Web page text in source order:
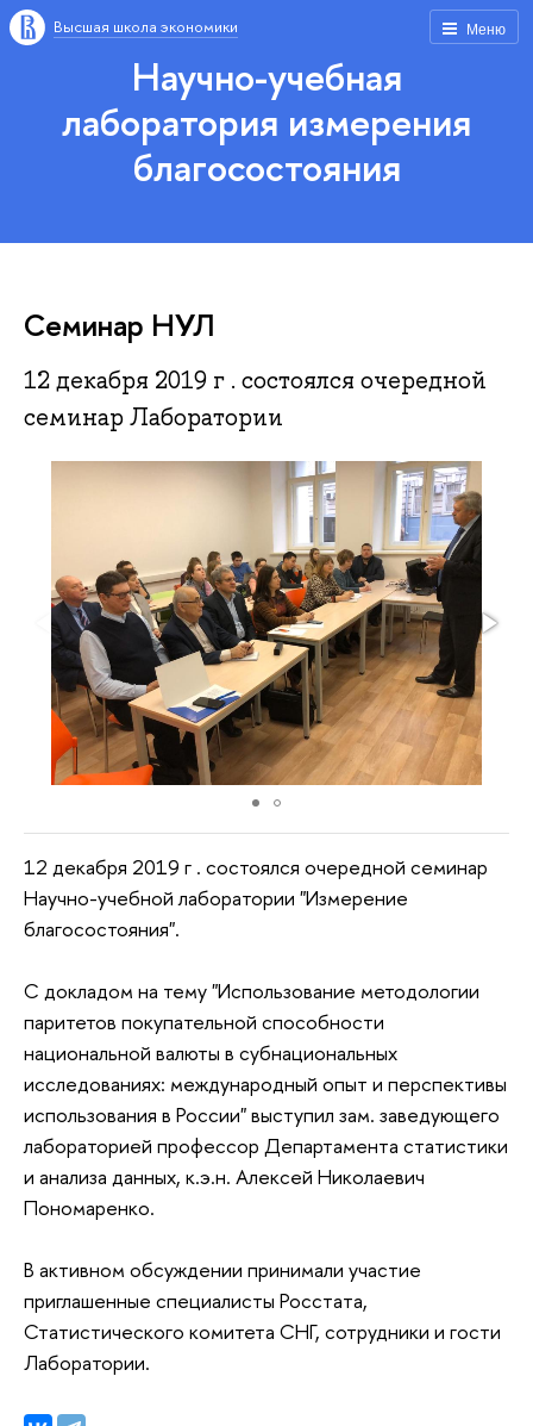
Меню
Высшая школа экономики
Научно-учебная
лаборатория измерения
благосостояния
Семинар НУЛ
12 декабря 2019 г . состоялся очередной
семинар Лаборатории
12 декабря 2019 г . состоялся очередной семинар
Научно-учебной лаборатории "Измерение
благосостояния".
С докладом на тему "Использование методологии
паритетов покупательной способности
национальной валюты в субнациональных
исследованиях: международный опыт и перспективы
использования в России" выступил зам. заведующего
лабораторией профессор Департамента статистики
и анализа данных, к.э.н. Алексей Николаевич
Пономаренко.
В активном обсуждении принимали участие
приглашенные специалисты Росстата,
Статистического комитета СНГ, сотрудники и гости
Лаборатории.